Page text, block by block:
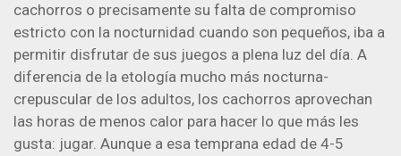
cachorros o precisamente su falta de compromiso
estricto con la nocturnidad cuando son pequeños, iba a
permitir disfrutar de sus juegos a plena luz del día. A
diferencia de la etología mucho más nocturna-
crepuscular de los adultos, los cachorros aprovechan
las horas de menos calor para hacer lo que más les
gusta: jugar. Aunque a esa temprana edad de 4-5